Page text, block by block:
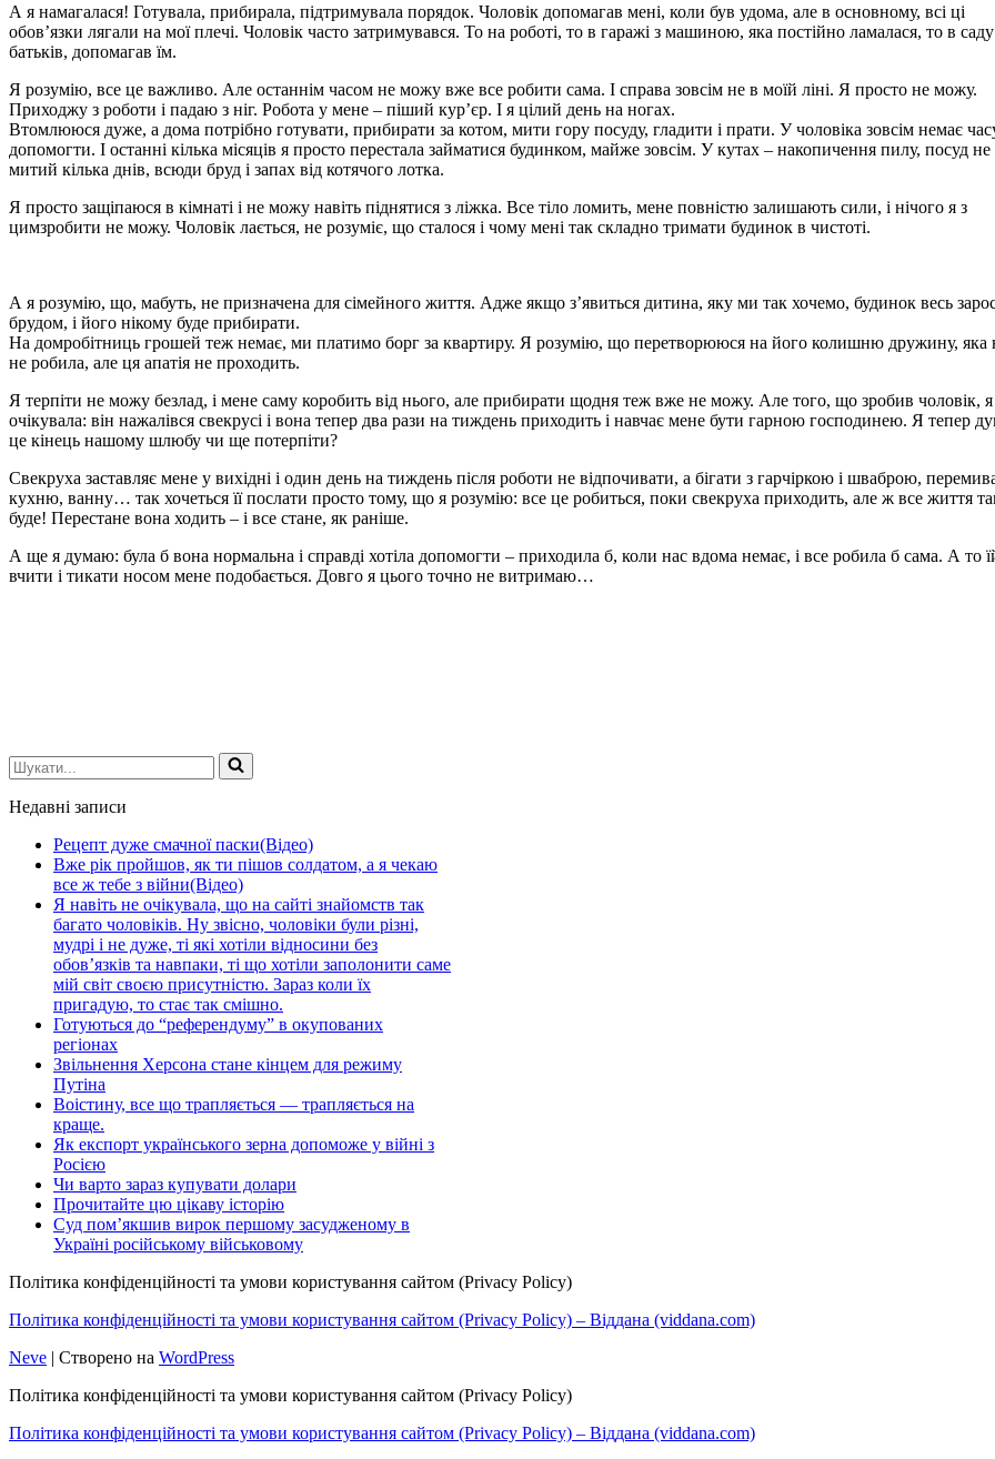
А я намагалася! Готувала, прибирала, підтримувала порядок. Чоловік допомагав мені, коли був удома, але в основному, всі ці
обов’язки лягали на мої плечі. Чоловік часто затримувався. То на роботі, то в гаражі з машиною, яка постійно ламалася, то в
батьків, допомагав їм.
Я розумію, все це важливо. Але останнім часом не можу вже все робити сама. І справа зовсім не в моїй ліні. Я просто не можу.
Приходжу з роботи і падаю з ніг. Робота у мене – піший кур’єр. І я цілий день на ногах.
Втомлююся дуже, а дома потрібно готувати, прибирати за котом, мити гору посуду, гладити і прати. У чоловіка зовсім немає
допомогти. І останні кілька місяців я просто перестала займатися будинком, майже зовсім. У кутах – накопичення пилу, посуд не
митий кілька днів, всюди бруд і запах від котячого лотка.
Я просто защіпаюся в кімнаті і не можу навіть піднятися з ліжка. Все тіло ломить, мене повністю залишають сили, і нічого я з
цимзробити не можу. Чоловік лається, не розуміє, що сталося і чому мені так складно тримати будинок в чистоті.
А я розумію, що, мабуть, не призначена для сімейного життя. Адже якщо з’явиться дитина, яку ми так хочемо, будинок весь
брудом, і його нікому буде прибирати.
На домробітниць грошей теж немає, ми платимо борг за квартиру. Я розумію, що перетворююся на його колишню дружину, яка
не робила, але ця апатія не проходить.
Я терпіти не можу безлад, і мене саму коробить від нього, але прибирати щодня теж вже не можу. Але того, що зробив чоловік,
очікувала: він нажалівся свекрусі і вона тепер два рази на тиждень приходить і навчає мене бути гарною господинею. Я тепер
це кінець нашому шлюбу чи ще потерпіти?
Свекруха заставляє мене у вихідні і один день на тиждень після роботи не відпочивати, а бігати з гарчіркою і шваброю,
кухню, ванну… так хочеться її послати просто тому, що я розумію: все це робиться, поки свекруха приходить, але ж все життя
буде! Перестане вона ходить – і все стане, як раніше.
А ще я думаю: була б вона нормальна і справді хотіла допомогти – приходила б, коли нас вдома немає, і все робила б сама. А то
вчити і тикати носом мене подобається. Довго я цього точно не витримаю…
Шукати...
Недавні записи
Рецепт дуже смачної паски(Відео)
Вже рік пройшов, як ти пішов солдатом, а я чекаю
все ж тебе з війни(Відео)
Я навіть не очікувала, що на сайті знайомств так
багато чоловіків. Ну звісно, чоловіки були різні,
мудрі і не дуже, ті які хотіли відносини без
обов’язків та навпаки, ті що хотіли заполонити саме
мій світ своєю присутністю. Зараз коли їх
пригадую, то стає так смішно.
Готуються до “референдуму” в окупованих
регіонах
Звільнення Херсона стане кінцем для режиму
Путіна
Воістину, все що трапляється — трапляється на
краще.
Як експорт українського зерна допоможе у війні з
Росією
Чи варто зараз купувати долари
Прочитайте цю цікаву історію
Суд пом’якшив вирок першому засудженому в
Україні російському військовому
Політика конфіденційності та умови користування сайтом (Privacy Policy)
Політика конфіденційності та умови користування сайтом (Privacy Policy) – Віддана (viddana.com)
Neve | Створено на WordPress
Політика конфіденційності та умови користування сайтом (Privacy Policy)
Політика конфіденційності та умови користування сайтом (Privacy Policy) – Віддана (viddana.com)